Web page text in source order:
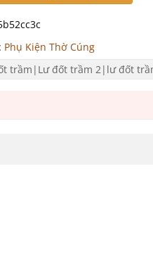
Phụ Kiện Thờ Cúng
trầm|Lư đốt trầm 2|lư đốt